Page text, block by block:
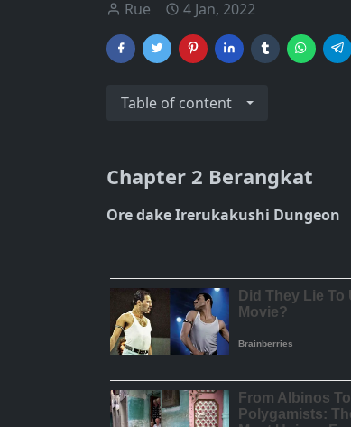
Rue 4 Jan, 2022
Table of content
Chapter 2 Berangkat
Ore dake Irerukakushi Dungeon